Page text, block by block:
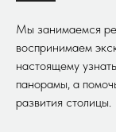
Мы занимаемся
воспринимаем
настоящему
панорамы, а
развития столицы.